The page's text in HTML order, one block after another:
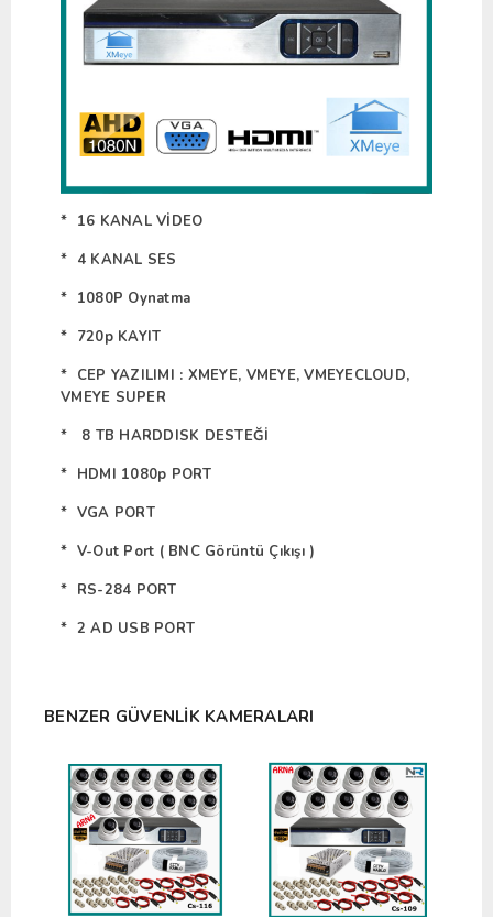
* 16 KANAL VİDEO
* 4 KANAL SES
* 1080P Oynatma
* 720p KAYIT
* CEP YAZILIMI : XMEYE, VMEYE, VMEYECLOUD,
VMEYE SUPER
* 8 TB HARDDISK DESTEĞİ
* HDMI 1080p PORT
* VGA PORT
* V-Out Port ( BNC Görüntü Çıkışı )
* RS-284 PORT
* 2 AD USB PORT
BENZER GÜVENLIK KAMERALARI